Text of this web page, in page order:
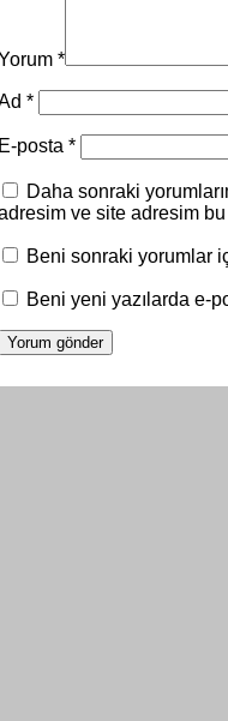
*
*
posta *
Daha sonraki
ve site adresim bu
Beni sonraki yorumlar
Beni yeni yazılarda e-